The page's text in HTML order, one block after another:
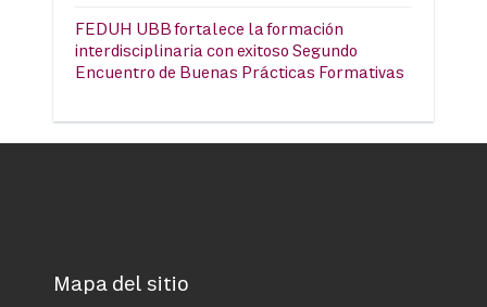
FEDUH UBB fortalece la formación
interdisciplinaria con exitoso Segundo
Encuentro de Buenas Prácticas Formativas
Mapa del sitio